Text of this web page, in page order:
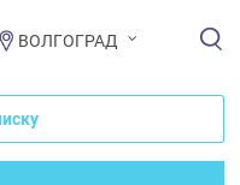
ВОЛГОГРАД